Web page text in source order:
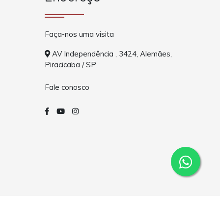
Faça-nos uma visita
AV Independência , 3424, Alemães,
Piracicaba / SP
Fale conosco